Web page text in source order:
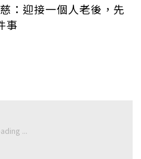
：迎接一個人老後，先
事